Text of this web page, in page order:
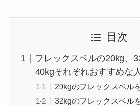
目次
フレックスベルの20kg、
40kgそれぞれおすすめな人
20kgのフレックスベル
32kgのフレックスベル